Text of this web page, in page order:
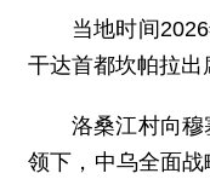
当地时间
干达首都坎帕拉
洛桑江村向
领下，中乌全面